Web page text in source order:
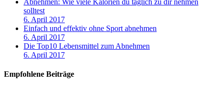
Abnehmen: Wie viele Kalorien du täglich zu dir nehmen
solltest
6. April 2017
Einfach und effektiv ohne Sport abnehmen
6. April 2017
Die Top10 Lebensmittel zum Abnehmen
6. April 2017
Empfohlene Beiträge